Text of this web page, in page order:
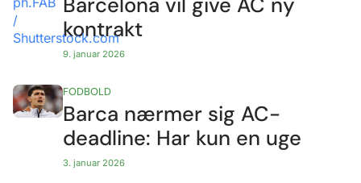
Barcelona vil give AC ny
kontrakt
9. januar 2026
Barca nærmer sig AC-
deadline: Har kun en uge
3. januar 2026
FODBOLD